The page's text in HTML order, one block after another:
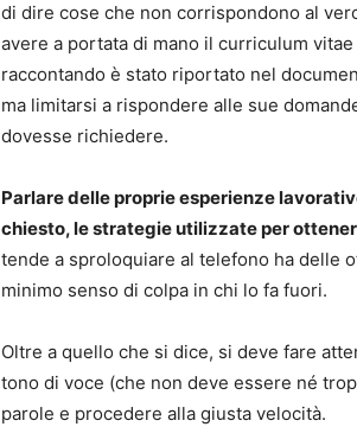
di dire cose che non corrispondono al
avere a portata di mano il curriculum
raccontando è stato riportato nel
ma limitarsi a rispondere alle sue
dovesse richiedere.
Parlare delle proprie esperienze
chiesto, le strategie utilizzate per
tende a sproloquiare al telefono ha delle
minimo senso di colpa in chi lo fa fuori.
Oltre a quello che si dice, si deve fare
tono di voce (che non deve essere né
parole e procedere alla giusta velocità.